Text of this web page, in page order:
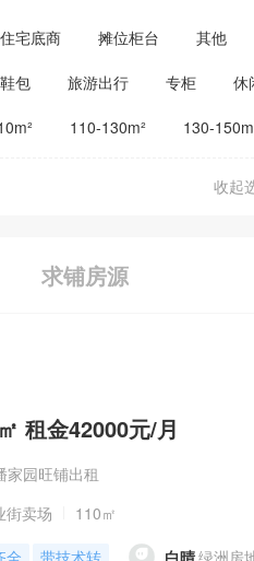
住宅底商 摊位柜台 其他
包 旅游出行 专柜 休
110-130m² 130-
收起
求铺房源
租金42000元/月
家园旺铺出租
街卖场
110㎡
全 带技术转 白晴绿洲房